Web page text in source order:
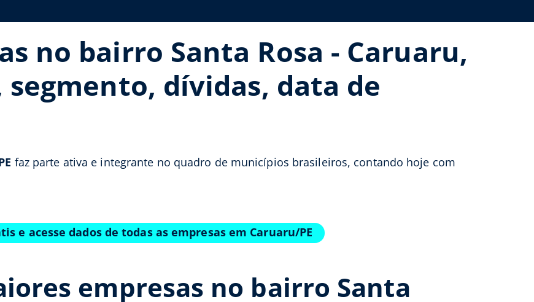
no bairro Santa Rosa - Caruaru,
segmento, dívidas, data de
faz parte ativa e integrante no quadro de municípios brasileiros, contando hoje com
e acesse dados de todas as empresas em Caruaru/PE
empresas no bairro Santa